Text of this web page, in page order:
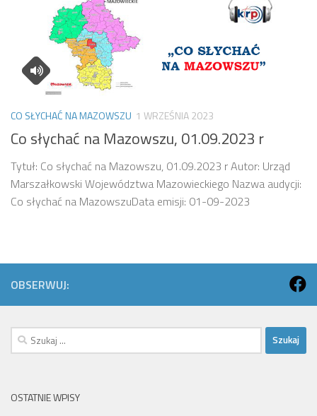
CO SŁYCHAĆ NA MAZOWSZU 1 WRZEŚNIA 2023
Co słychać na Mazowszu, 01.09.2023 r
Tytuł: Co słychać na Mazowszu, 01.09.2023 r Autor: Urząd
Marszałkowski Województwa Mazowieckiego Nazwa audycji:
Co słychać na MazowszuData emisji: 01-09-2023
OBSERWUJ:
Szukaj:
OSTATNIE WPISY